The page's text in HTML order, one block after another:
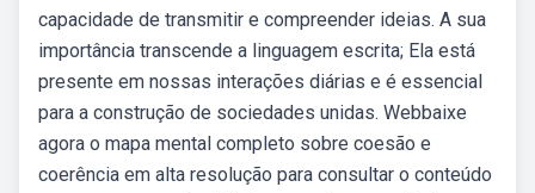
capacidade de transmitir e compreender ideias. A sua
importância transcende a linguagem escrita; Ela está
presente em nossas interações diárias e é essencial
para a construção de sociedades unidas. Webbaixe
agora o mapa mental completo sobre coesão e
coerência em alta resolução para consultar o conteúdo